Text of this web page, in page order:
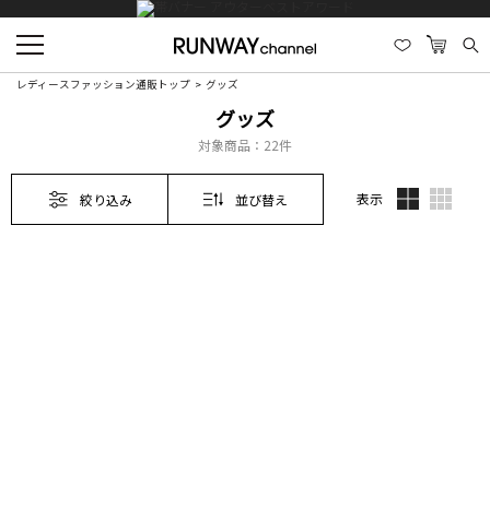
レディースファッション通販トップ グッズ
グッズ
対象商品： 22件
絞り込み 並び替え 表示